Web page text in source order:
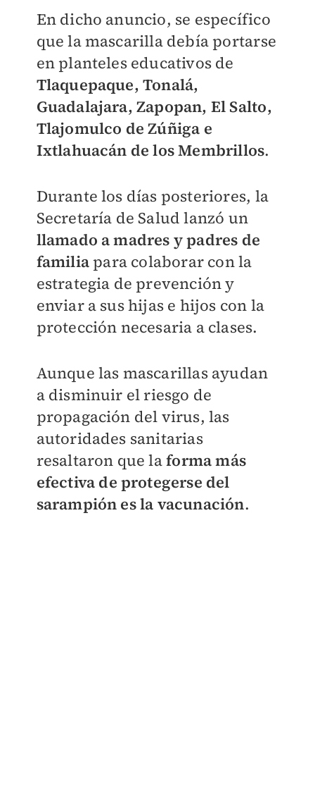
En dicho anuncio, se específico
que la mascarilla debía portarse
en planteles educativos de
Tlaquepaque, Tonalá,
Guadalajara, Zapopan, El Salto,
Tlajomulco de Zúñiga e
Ixtlahuacán de los Membrillos.
Durante los días posteriores, la
Secretaría de Salud lanzó un
llamado a madres y padres de
familiapara colaborar con la
estrategia de prevención y
enviar a sus hijas e hijos con la
protección necesaria a clases.
Aunque las mascarillas ayudan
a disminuir el riesgo de
propagación del virus, las
autoridades sanitarias
resaltaron que laforma más
efectiva de protegerse del
sarampión es la vacunación.